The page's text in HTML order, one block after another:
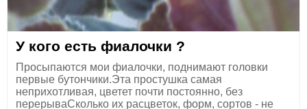
У кого есть фиалочки ?
Просыпаются мои фиалочки, поднимают головки
первые бутончики.Эта простушка самая
неприхотливая, цветет почти постоянно, без
перерываСколько их расцветок, форм, сортов - не